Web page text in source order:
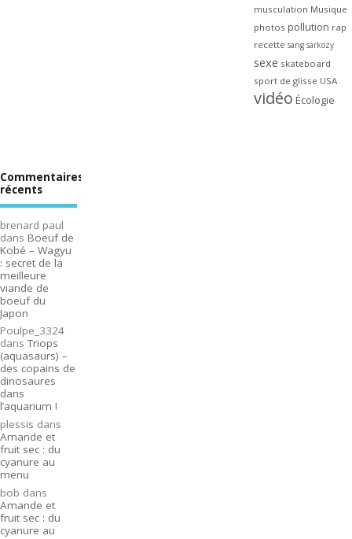
musculation Musique
photos pollution rap
recette sang sarkozy
sexe skateboard
sport de glisse USA
vidéo Écologie
Commentaires
récents
brenard paul
dans Boeuf de
Kobé – Wagyu
: secret de la
meilleure
viande de
boeuf du
Japon
Poulpe_3324
dansTriops
(aquasaurs) –
des copains de
dinosaures
dans
l’aquarium !
plessis dans
Amande et
fruit sec : du
cyanure au
menu
bob dans
Amande et
fruit sec : du
cyanure au